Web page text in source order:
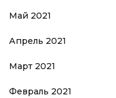
Май 2021
Апрель 2021
Март 2021
Февраль 2021